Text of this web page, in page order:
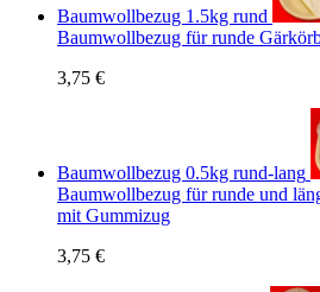
Baumwollbezug 1.5kg rund
Baumwollbezug für runde
3,75 €
Baumwollbezug 0.5kg rund-lang
Baumwollbezug für runde und
mit Gummizug
3,75 €